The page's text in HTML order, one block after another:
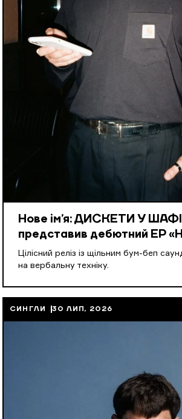
Нове ім’я: ДИСКЕТИ У ШАФІ
представив дебютний EP
Цілісний реліз із щільним бум-беп
на вербальну техніку.
СИНГЛИ 30 ЛИП, 2026